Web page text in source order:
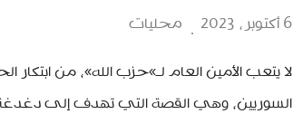
6 أكتوبر، 2023 محليات
لا يتعب الأمين العام لـ»حزب الله»، من ابتكار
السوريين، وهي القصة التي تهدف إلى دغدغة